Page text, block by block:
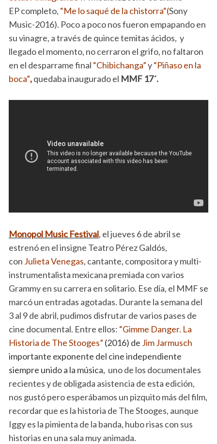
EP completo, “Me lo saqué de la chistorra“(Sony
Music-2016). Poco a poco nos fueron empapando en
su vinagre, a través de quince temitas ácidos, y
llegado el momento, no cerraron el grifo, no faltaron
en el desparrame final “Chibichanga”y“Piñaso en la
boca”,quedaba inaugurado el MMF 17´.
Monopol Music Festival, el jueves 6 de abril se
estrenó en el insigne Teatro Pérez Galdós,
con Julieta Venegas, cantante, compositora y multi-
instrumentalista mexicana premiada con varios
Grammy en su carrera en solitario. Ese día, el MMF se
marcó un entradas agotadas. Durante la semana del
3 al 9 de abril, pudimos disfrutar de varios pases de
cine documental. Entre ellos: “Gimme Danger. La
Historia de The Stooges” (2016) de Jim Jarmusch
importante exponente del cine independiente
siempre unido a la música, uno de los documentales
recientes y de obligada asistencia de esta edición,
nos gustó pero esperábamos un pizquito más del film,
recordar que es la historia de The Stooges, aunque
Iggy es la pimienta de la banda, hubo risas con sus
historias en una sala muy animada.